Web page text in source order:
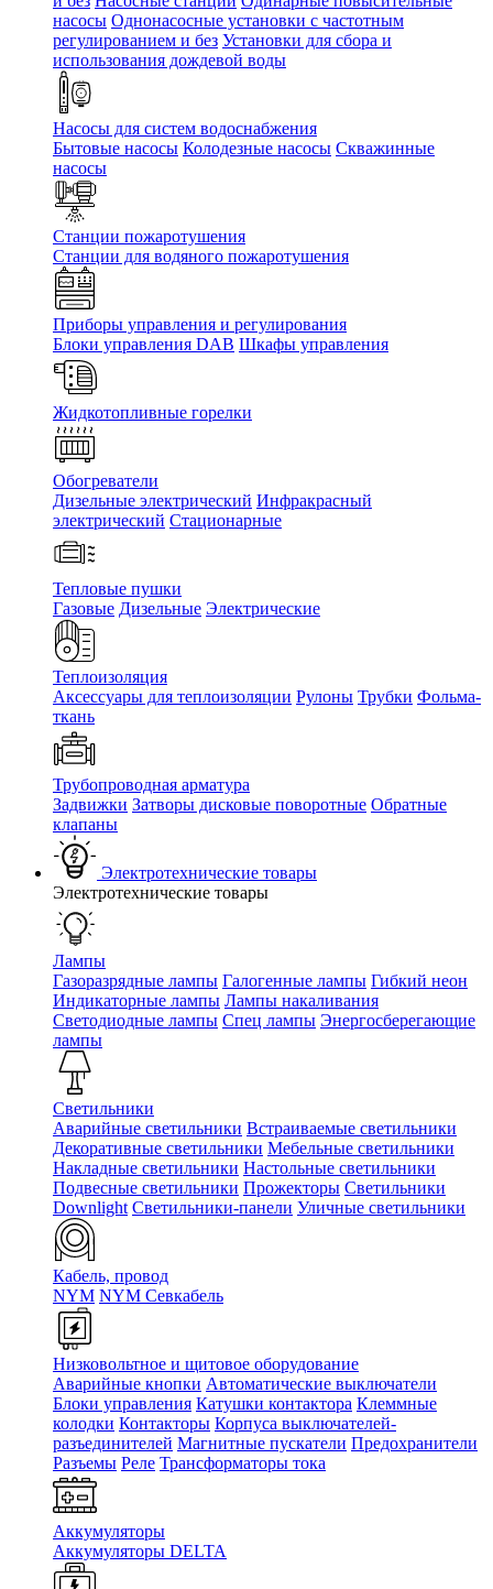
насосы Однонасосные установки с частотным
регулированием и без Установки для сбора и
использования дождевой воды
Насосы для систем водоснабжения
Бытовые насосы Колодезные насосы Скважинные
насосы
Станции пожаротушения
Станции для водяного пожаротушения
Приборы управления и регулирования
Блоки управления DAB Шкафы управления
Жидкотопливные горелки
Обогреватели
Дизельные электрический Инфракрасный
электрический Стационарные
Тепловые пушки
Газовые Дизельные Электрические
Теплоизоляция
Аксессуары для теплоизоляции Рулоны Трубки Фольма-
ткань
Трубопроводная арматура
Задвижки Затворы дисковые поворотные Обратные
клапаны
Электротехнические товары
Электротехнические товары
Лампы
Газоразрядные лампы Галогенные лампы Гибкий неон
Индикаторные лампы Лампы накаливания
Светодиодные лампы Спец лампы Энергосберегающие
лампы
Светильники
Аварийные светильники Встраиваемые светильники
Декоративные светильники Мебельные светильники
Накладные светильники Настольные светильники
Подвесные светильники Прожекторы Светильники
Downlight Светильники-панели Уличные светильники
Кабель, провод
NYM NYM Севкабель
Низковольтное и щитовое оборудование
Аварийные кнопки Автоматические выключатели
Блоки управления Катушки контактора Клеммные
колодки Контакторы Корпуса выключателей-
разъединителей Магнитные пускатели Предохранители
Разъемы Реле Трансформаторы тока
Аккумуляторы
Аккумуляторы DELTA